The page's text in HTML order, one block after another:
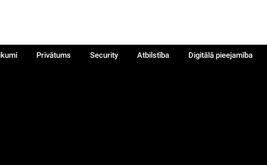
Privātums Security Atbilstība
Digitālā pieejamība